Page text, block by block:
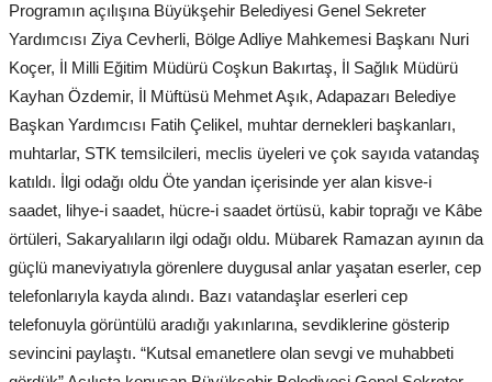
Programın açılışına Büyükşehir Belediyesi Genel Sekreter
Yardımcısı Ziya Cevherli, Bölge Adliye Mahkemesi Başkanı Nuri
Koçer, İl Milli Eğitim Müdürü Coşkun Bakırtaş, İl Sağlık Müdürü
Kayhan Özdemir, İl Müftüsü Mehmet Aşık, Adapazarı Belediye
Başkan Yardımcısı Fatih Çelikel, muhtar dernekleri başkanları,
muhtarlar, STK temsilcileri, meclis üyeleri ve çok sayıda vatandaş
katıldı. İlgi odağı oldu Öte yandan içerisinde yer alan kisve-i
saadet, lihye-i saadet, hücre-i saadet örtüsü, kabir toprağı ve Kâbe
örtüleri, Sakaryalıların ilgi odağı oldu. Mübarek Ramazan ayının da
güçlü maneviyatıyla görenlere duygusal anlar yaşatan eserler, cep
telefonlarıyla kayda alındı. Bazı vatandaşlar eserleri cep
telefonuyla görüntülü aradığı yakınlarına, sevdiklerine gösterip
sevincini paylaştı. “Kutsal emanetlere olan sevgi ve muhabbeti